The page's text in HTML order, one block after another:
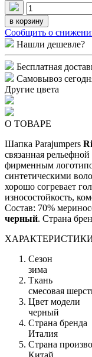
в корзину
Сообщить о
Нашли дешевле?
Бесплатная
Самовывоз
Другие цвета
О ТОВАРЕ
Шапка Parajumpers
связанная
фирменным
синтетическими
хорошо согревает
износостойкость,
Состав: 70%
черный. Страна
Сезон
зима
Ткань
смесовая
Цвет модели
черный
Страна бренда
Италия
Страна
Китай